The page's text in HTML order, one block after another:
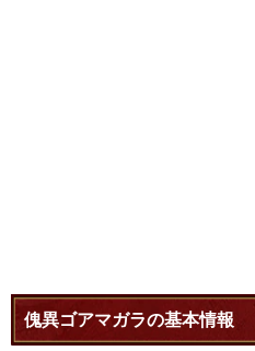
傀異ゴアマガラの基本情報